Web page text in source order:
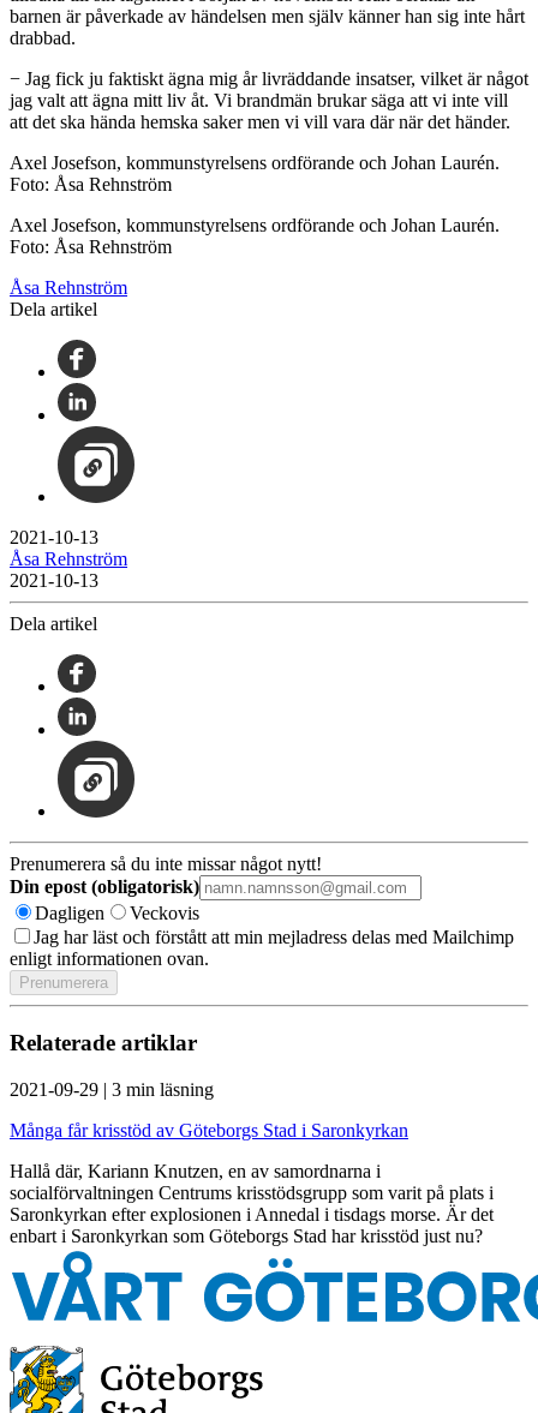
barnen är påverkade av händelsen men själv känner han sig inte hårt
drabbad.
− Jag fick ju faktiskt ägna mig år livräddande insatser, vilket är något
jag valt att ägna mitt liv åt. Vi brandmän brukar säga att vi inte vill
att det ska hända hemska saker men vi vill vara där när det händer.
Axel Josefson, kommunstyrelsens ordförande och Johan Laurén.
Foto: Åsa Rehnström
Axel Josefson, kommunstyrelsens ordförande och Johan Laurén.
Foto: Åsa Rehnström
Åsa Rehnström
Dela artikel
2021-10-13
Åsa Rehnström
2021-10-13
Dela artikel
Prenumerera så du inte missar något nytt!
Din epost (obligatorisk)
Dagligen
Veckovis
Jag har läst och förstått att min mejladress delas med Mailchimp
enligt informationen ovan.
Relaterade artiklar
2021-09-29 | 3 min läsning
Många får krisstöd av Göteborgs Stad i Saronkyrkan
Hallå där, Kariann Knutzen, en av samordnarna i
socialförvaltningen Centrums krisstödsgrupp som varit på plats i
Saronkyrkan efter explosionen i Annedal i tisdags morse. Är det
enbart i Saronkyrkan som Göteborgs Stad har krisstöd just nu?